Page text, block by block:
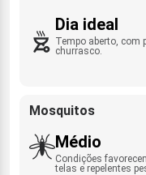
Dia ideal
Tempo aberto, com
churrasco.
Mosquitos
Médio
Condições
telas e repelentes